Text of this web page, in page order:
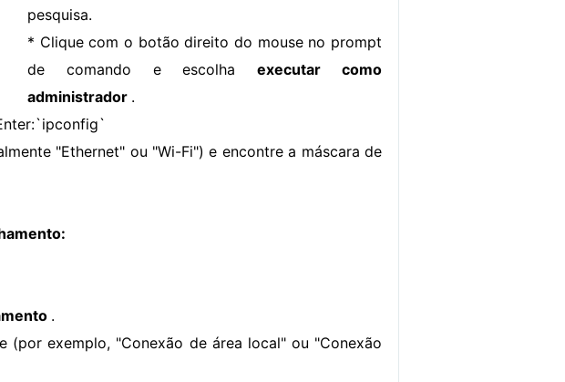
pesquisa.
* Clique com o botão direito do mouse no prompt
de comando e escolhaexecutar como
administrador .
"Ethernet" ou "Wi-Fi") e encontre a máscara de
.
(por exemplo, "Conexão de área local" ou "Conexão